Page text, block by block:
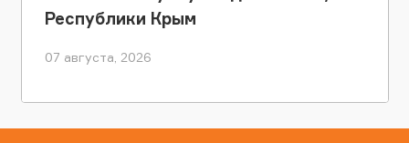
Республики Крым
07 августа, 2026